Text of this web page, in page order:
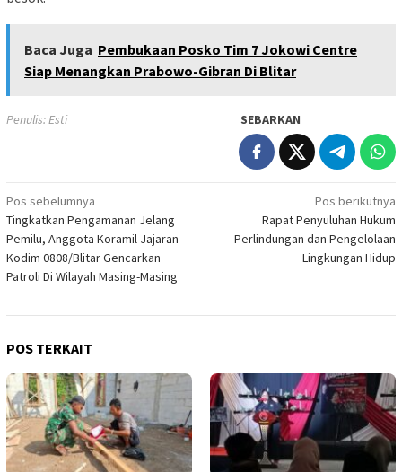
Baca Juga Pembukaan Posko Tim 7 Jokowi Centre
Siap Menangkan Prabowo-Gibran Di Blitar
Penulis: Esti SEBARKAN
Navigasi
pos
Pos sebelumnya
Tingkatkan Pengamanan Jelang
Pemilu, Anggota Koramil Jajaran
Kodim 0808/Blitar Gencarkan
Patroli Di Wilayah Masing-Masing
Pos berikutnya
Rapat Penyuluhan Hukum
Perlindungan dan Pengelolaan
Lingkungan Hidup
POS TERKAIT